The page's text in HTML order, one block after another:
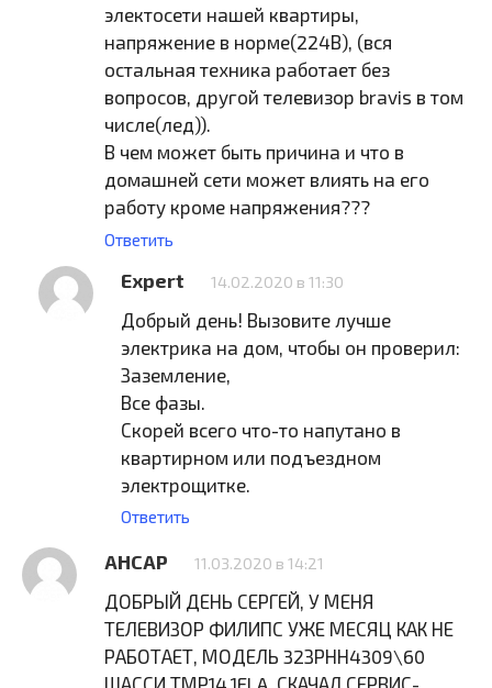
электосети нашей квартиры,
напряжение в норме(224В), (вся
остальная техника работает без
вопросов, другой телевизор bravis в том
числе(лед)).
В чем может быть причина и что в
домашней сети может влиять на его
работу кроме напряжения???
Ответить
Expert 14.02.2020 в 11:30
Добрый день! Вызовите лучше
электрика на дом, чтобы он проверил:
Заземление,
Все фазы.
Скорей всего что-то напутано в
квартирном или подъездном
электрощитке.
Ответить
АНСАР 11.03.2020 в 14:21
ДОБРЫЙ ДЕНЬ СЕРГЕЙ, У МЕНЯ
ТЕЛЕВИЗОР ФИЛИПС УЖЕ МЕСЯЦ КАК НЕ
РАБОТАЕТ, МОДЕЛЬ 32ЗРНН4309\60
ШАССИ ТМР14.1ELA. СКАЧАЛ СЕРВИС-